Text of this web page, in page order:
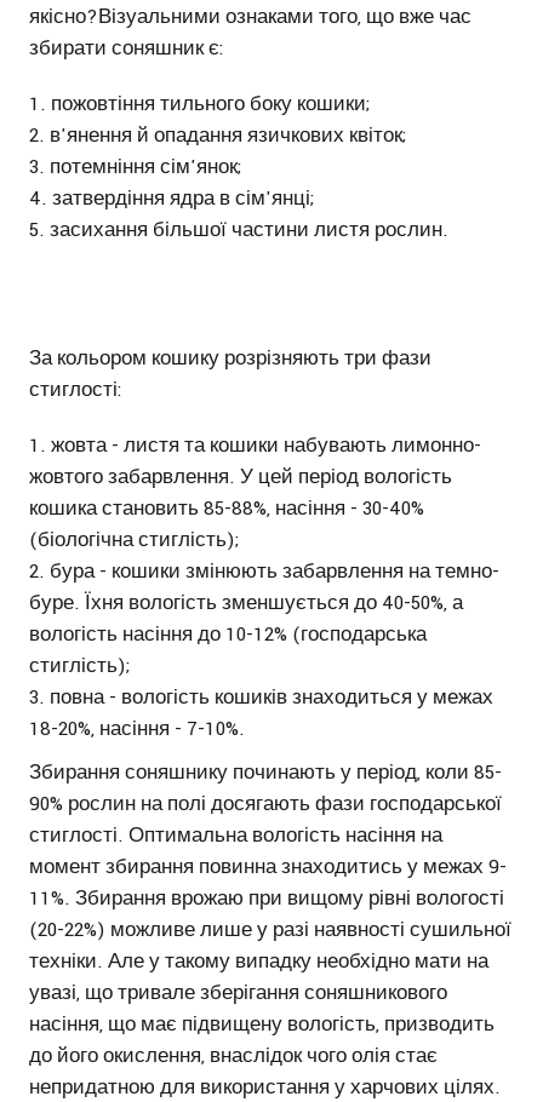
якісно?Візуальними ознаками того, що вже час
збирати соняшник є:
пожовтіння тильного боку кошики;
в'янення й опадання язичкових квіток;
потемніння сім'янок;
затвердіння ядра в сім'янці;
засихання більшої частини листя рослин.
За кольором кошику розрізняють три фази
стиглості:
жовта - листя та кошики набувають лимонно-
жовтого забарвлення. У цей період вологість
кошика становить 85-88%, насіння - 30-40%
(біологічна стиглість);
бура - кошики змінюють забарвлення на темно-
буре. Їхня вологість зменшується до 40-50%, а
вологість насіння до 10-12% (господарська
стиглість);
повна - вологість кошиків знаходиться у межах
18-20%, насіння - 7-10%.
Збирання соняшнику починають у період, коли 85-
90% рослин на полі досягають фази господарської
стиглості. Оптимальна вологість насіння на
момент збирання повинна знаходитись у межах 9-
11%. Збирання врожаю при вищому рівні вологості
(20-22%) можливе лише у разі наявності сушильної
техніки. Але у такому випадку необхідно мати на
увазі, що тривале зберігання соняшникового
насіння, що має підвищену вологість, призводить
до його окислення, внаслідок чого олія стає
непридатною для використання у харчових цілях.